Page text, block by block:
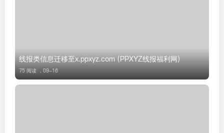
线报类信息迁移至x.ppxyz.com (PPXYZ线报福利网)
75 阅读 ， 09-16